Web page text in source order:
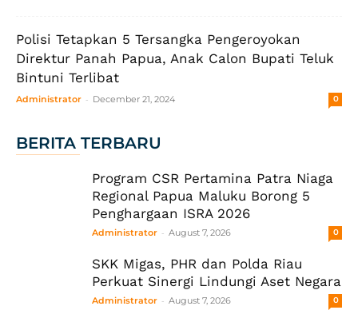
Polisi Tetapkan 5 Tersangka Pengeroyokan
Direktur Panah Papua, Anak Calon Bupati Teluk
Bintuni Terlibat
Administrator - December 21, 2024 0
BERITA TERBARU
Program CSR Pertamina Patra Niaga
Regional Papua Maluku Borong 5
Penghargaan ISRA 2026
Administrator - August 7, 2026 0
SKK Migas, PHR dan Polda Riau
Perkuat Sinergi Lindungi Aset Negara
Administrator - August 7, 2026 0